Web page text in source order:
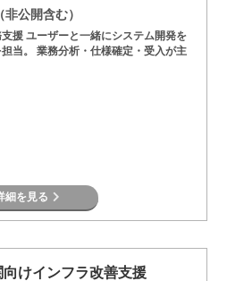
公開含む）
援 ユーザーと一緒にシステム開発を
当。 業務分析・仕様確定・受入が主
細を見る
向けインフラ改善支援